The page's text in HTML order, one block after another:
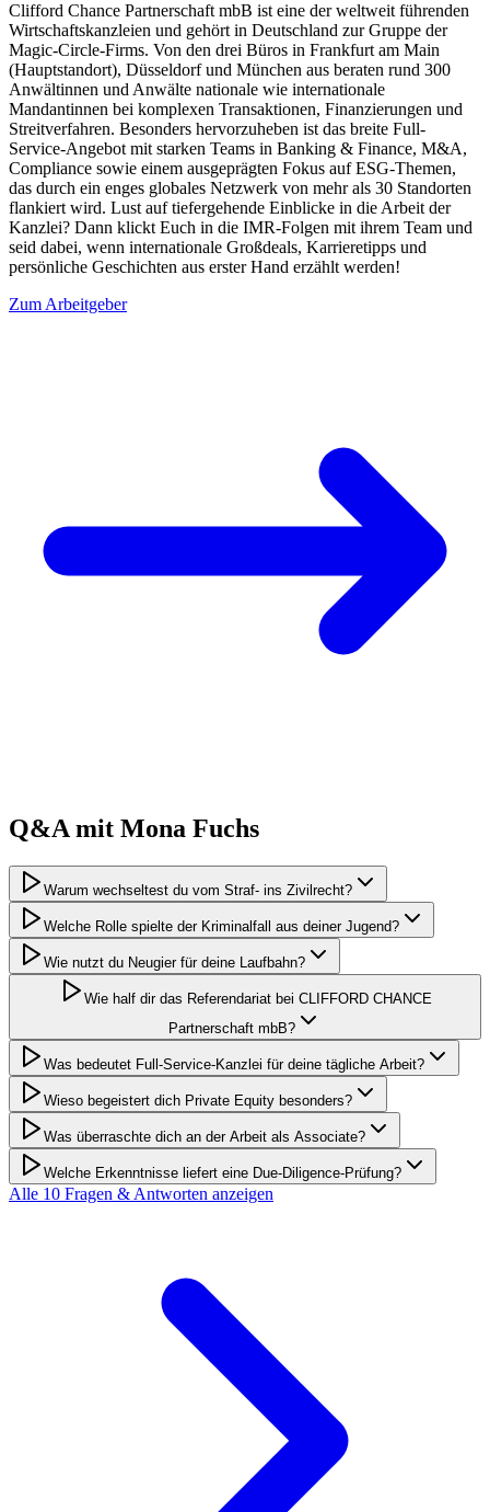
Clifford Chance Partnerschaft mbB ist eine der weltweit führenden
Wirtschaftskanzleien und gehört in Deutschland zur Gruppe der
Magic-Circle-Firms. Von den drei Büros in Frankfurt am Main
(Hauptstandort), Düsseldorf und München aus beraten rund 300
Anwältinnen und Anwälte nationale wie internationale
Mandantinnen bei komplexen Transaktionen, Finanzierungen und
Streitverfahren. Besonders hervorzuheben ist das breite Full-
Service-Angebot mit starken Teams in Banking & Finance, M&A,
Compliance sowie einem ausgeprägten Fokus auf ESG-Themen,
das durch ein enges globales Netzwerk von mehr als 30 Standorten
flankiert wird. Lust auf tiefergehende Einblicke in die Arbeit der
Kanzlei? Dann klickt Euch in die IMR-Folgen mit ihrem Team und
seid dabei, wenn internationale Großdeals, Karrieretipps und
persönliche Geschichten aus erster Hand erzählt werden!
Zum Arbeitgeber
Q&A mit Mona Fuchs
Warum wechseltest du vom Straf- ins Zivilrecht?
Welche Rolle spielte der Kriminalfall aus deiner Jugend?
Wie nutzt du Neugier für deine Laufbahn?
Wie half dir das Referendariat bei CLIFFORD CHANCE
Partnerschaft mbB?
Was bedeutet Full-Service-Kanzlei für deine tägliche Arbeit?
Wieso begeistert dich Private Equity besonders?
Was überraschte dich an der Arbeit als Associate?
Welche Erkenntnisse liefert eine Due-Diligence-Prüfung?
Alle 10 Fragen & Antworten anzeigen